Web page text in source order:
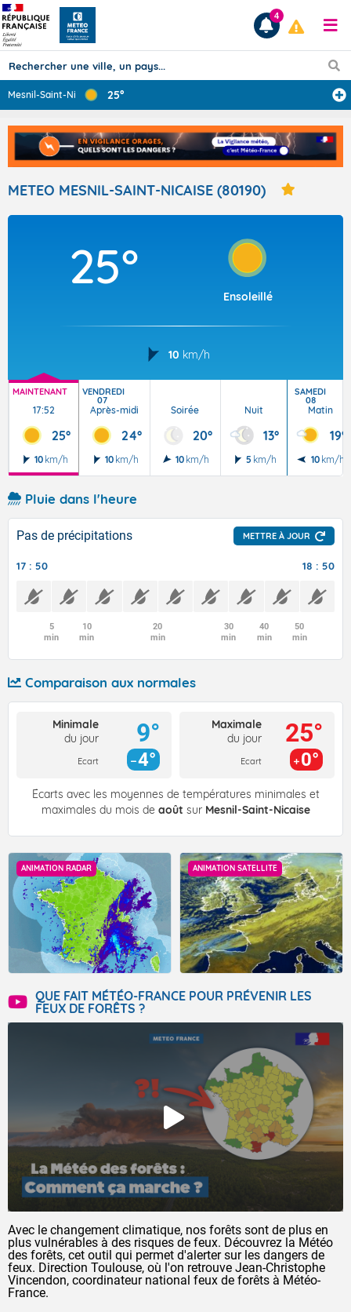
Prévisions
TOUS LES RÉSULTATS
Articles
4
Mesnil-Saint-Ni 25°
METEO MESNIL-SAINT-NICAISE (80190)
25°
Ensoleillé
10 km/h
MAINTENANT
17:52
25°
10 km/h
VENDREDI
07
Après-midi
24°
10 km/h
Soirée
20°
10 km/h
Nuit
13°
5 km/h
SAMEDI
08
Matin
19°
10 km/h
Pluie dans l'heure
Pas de précipitations METTRE À JOUR
17 : 50 18 : 50
5
min
10
min
20
min
30
min
40
min
50
min
Comparaison aux normales
Minimale
du jour
Ecart
9°
4°
Maximale
du jour
Ecart
25°
0°
Écarts avec les moyennes de températures minimales et
maximales du mois de août sur Mesnil-Saint-Nicaise
ANIMATION RADAR ANIMATION SATELLITE
QUE FAIT MÉTÉO-FRANCE POUR PRÉVENIR LES
FEUX DE FORÊTS ?
Avec le changement climatique, nos forêts sont de plus en
plus vulnérables à des risques de feux. Découvrez la Météo
des forêts, cet outil qui permet d'alerter sur les dangers de
feux. Direction Toulouse, où l'on retrouve Jean-Christophe
Vincendon, coordinateur national feux de forêts à Météo-
France.